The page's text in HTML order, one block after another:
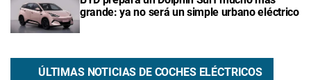
grande: ya no será un simple urbano eléctrico
ÚLTIMAS NOTICIAS DE COCHES ELÉCTRICOS